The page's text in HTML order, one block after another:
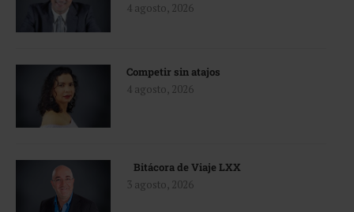
4 agosto, 2026
Competir sin atajos
4 agosto, 2026
Bitácora de Viaje LXX
3 agosto, 2026